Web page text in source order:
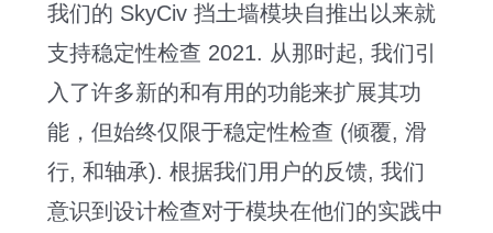
我们的 SkyCiv 挡土墙模块自推出以来就
支持稳定性检查 2021. 从那时起, 我们引
入了许多新的和有用的功能来扩展其功
能，但始终仅限于稳定性检查 (倾覆, 滑
行, 和轴承). 根据我们用户的反馈, 我们
意识到设计检查对于模块在他们的实践中